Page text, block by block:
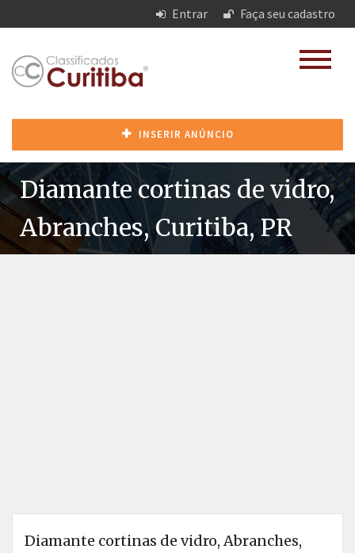
Entrar Faça seu cadastro
INSERIR ANÚNCIO
Diamante cortinas de vidro,
Abranches, Curitiba, PR
Diamante cortinas de vidro, Abranches,